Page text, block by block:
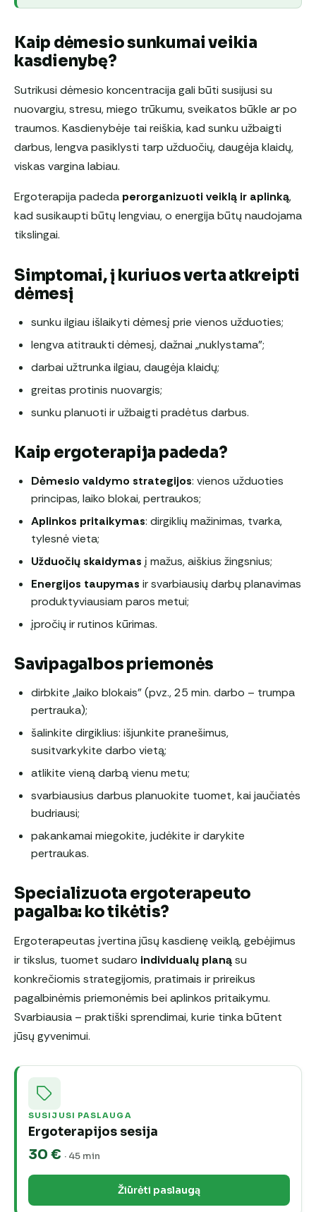
Kaip dėmesio sunkumai veikia
kasdienybę?
Sutrikusi dėmesio koncentracija gali būti susijusi su
nuovargiu, stresu, miego trūkumu, sveikatos būkle ar po
traumos. Kasdienybėje tai reiškia, kad sunku užbaigti
darbus, lengva pasiklysti tarp užduočių, daugėja klaidų,
viskas vargina labiau.
Ergoterapija padeda perorganizuoti veiklą ir aplinką,
kad susikaupti būtų lengviau, o energija būtų naudojama
tikslingai.
Simptomai, į kuriuos verta atkreipti
dėmesį
sunku ilgiau išlaikyti dėmesį prie vienos užduoties;
lengva atitraukti dėmesį, dažnai „nuklystama”;
darbai užtrunka ilgiau, daugėja klaidų;
greitas protinis nuovargis;
sunku planuoti ir užbaigti pradėtus darbus.
Kaip ergoterapija padeda?
Dėmesio valdymo strategijos: vienos užduoties
principas, laiko blokai, pertraukos;
Aplinkos pritaikymas: dirgiklių mažinimas, tvarka,
tylesnė vieta;
Užduočių skaidymasį mažus, aiškius žingsnius;
Energijos taupymas ir svarbiausių darbų planavimas
produktyviausiam paros metui;
įpročių ir rutinos kūrimas.
Savipagalbos priemonės
dirbkite „laiko blokais” (pvz., 25 min. darbo – trumpa
pertrauka);
šalinkite dirgiklius: išjunkite pranešimus,
susitvarkykite darbo vietą;
atlikite vieną darbą vienu metu;
svarbiausius darbus planuokite tuomet, kai jaučiatės
budriausi;
pakankamai miegokite, judėkite ir darykite
pertraukas.
Specializuota ergoterapeuto
pagalba: ko tikėtis?
Ergoterapeutas įvertina jūsų kasdienę veiklą, gebėjimus
ir tikslus, tuomet sudaro individualų planąsu
konkrečiomis strategijomis, pratimais ir prireikus
pagalbinėmis priemonėmis bei aplinkos pritaikymu.
Svarbiausia – praktiški sprendimai, kurie tinka būtent
jūsų gyvenimui.
SUSIJUSI PASLAUGA
Ergoterapijos sesija
30 € · 45 min
Žiūrėti paslaugą